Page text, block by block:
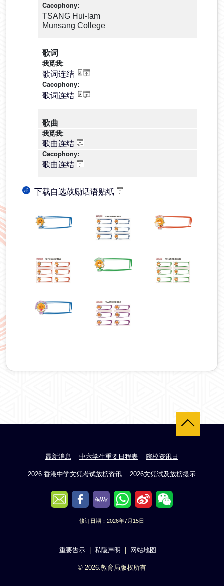
TSANG Hui-lam
Munsang College
歌词
歌词连结
歌词连结
歌曲
歌曲连结
歌曲连结
下载自选鼓励话语贴纸
最新消息 中六学生重要日程表 院校资讯日
2026 香港中学文凭考试放榜资讯 2026文凭试及放榜提示
修订日期：2026年7月15日
重要告示 私隐声明 网站地图
© 2026.教育局版权所有
返回顶部